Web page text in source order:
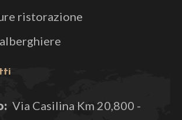
ristorazione
Via Casilina Km 20,800 -